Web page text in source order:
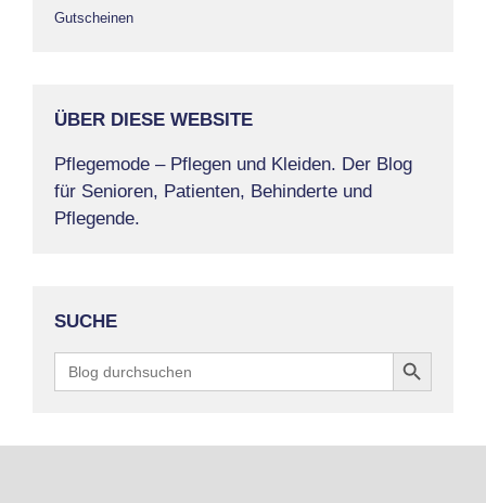
Gutscheinen
ÜBER DIESE WEBSITE
Pflegemode – Pflegen und Kleiden. Der Blog
für Senioren, Patienten, Behinderte und
Pflegende.
SUCHE
Search
for:
Search Button